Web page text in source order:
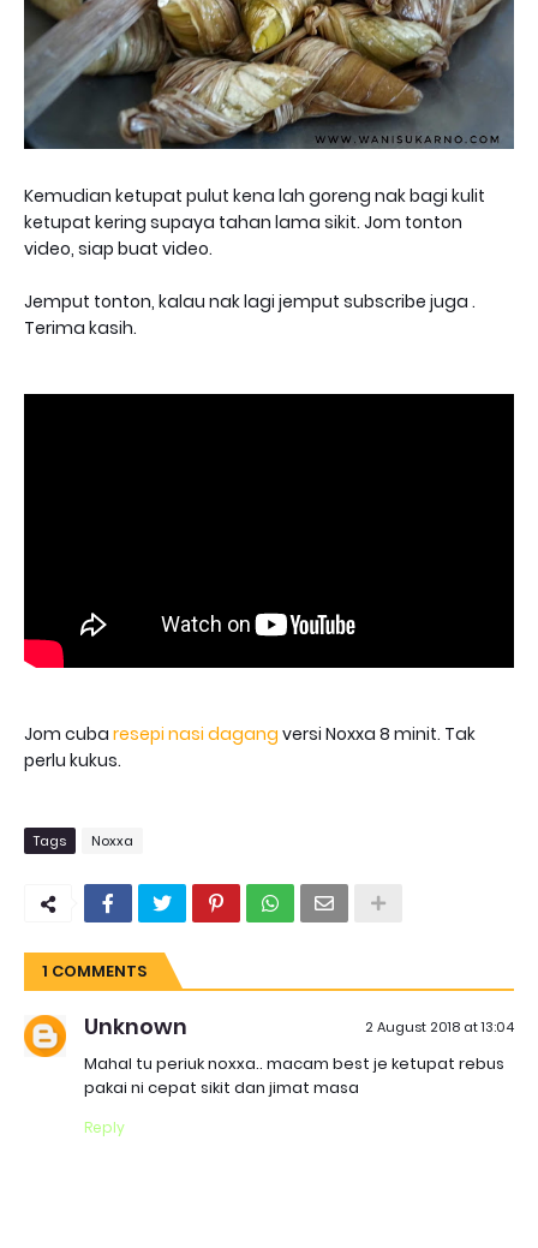
Kemudian ketupat pulut kena lah goreng nak bagi kulit
ketupat kering supaya tahan lama sikit. Jom tonton
video, siap buat video.
Jemput tonton, kalau nak lagi jemput subscribe juga .
Terima kasih.
Jom cuba resepi nasi dagang versi Noxxa 8 minit. Tak
perlu kukus.
Tags Noxxa
1 COMMENTS
Unknown 2 August 2018 at 13:04
Mahal tu periuk noxxa.. macam best je ketupat rebus
pakai ni cepat sikit dan jimat masa
Reply